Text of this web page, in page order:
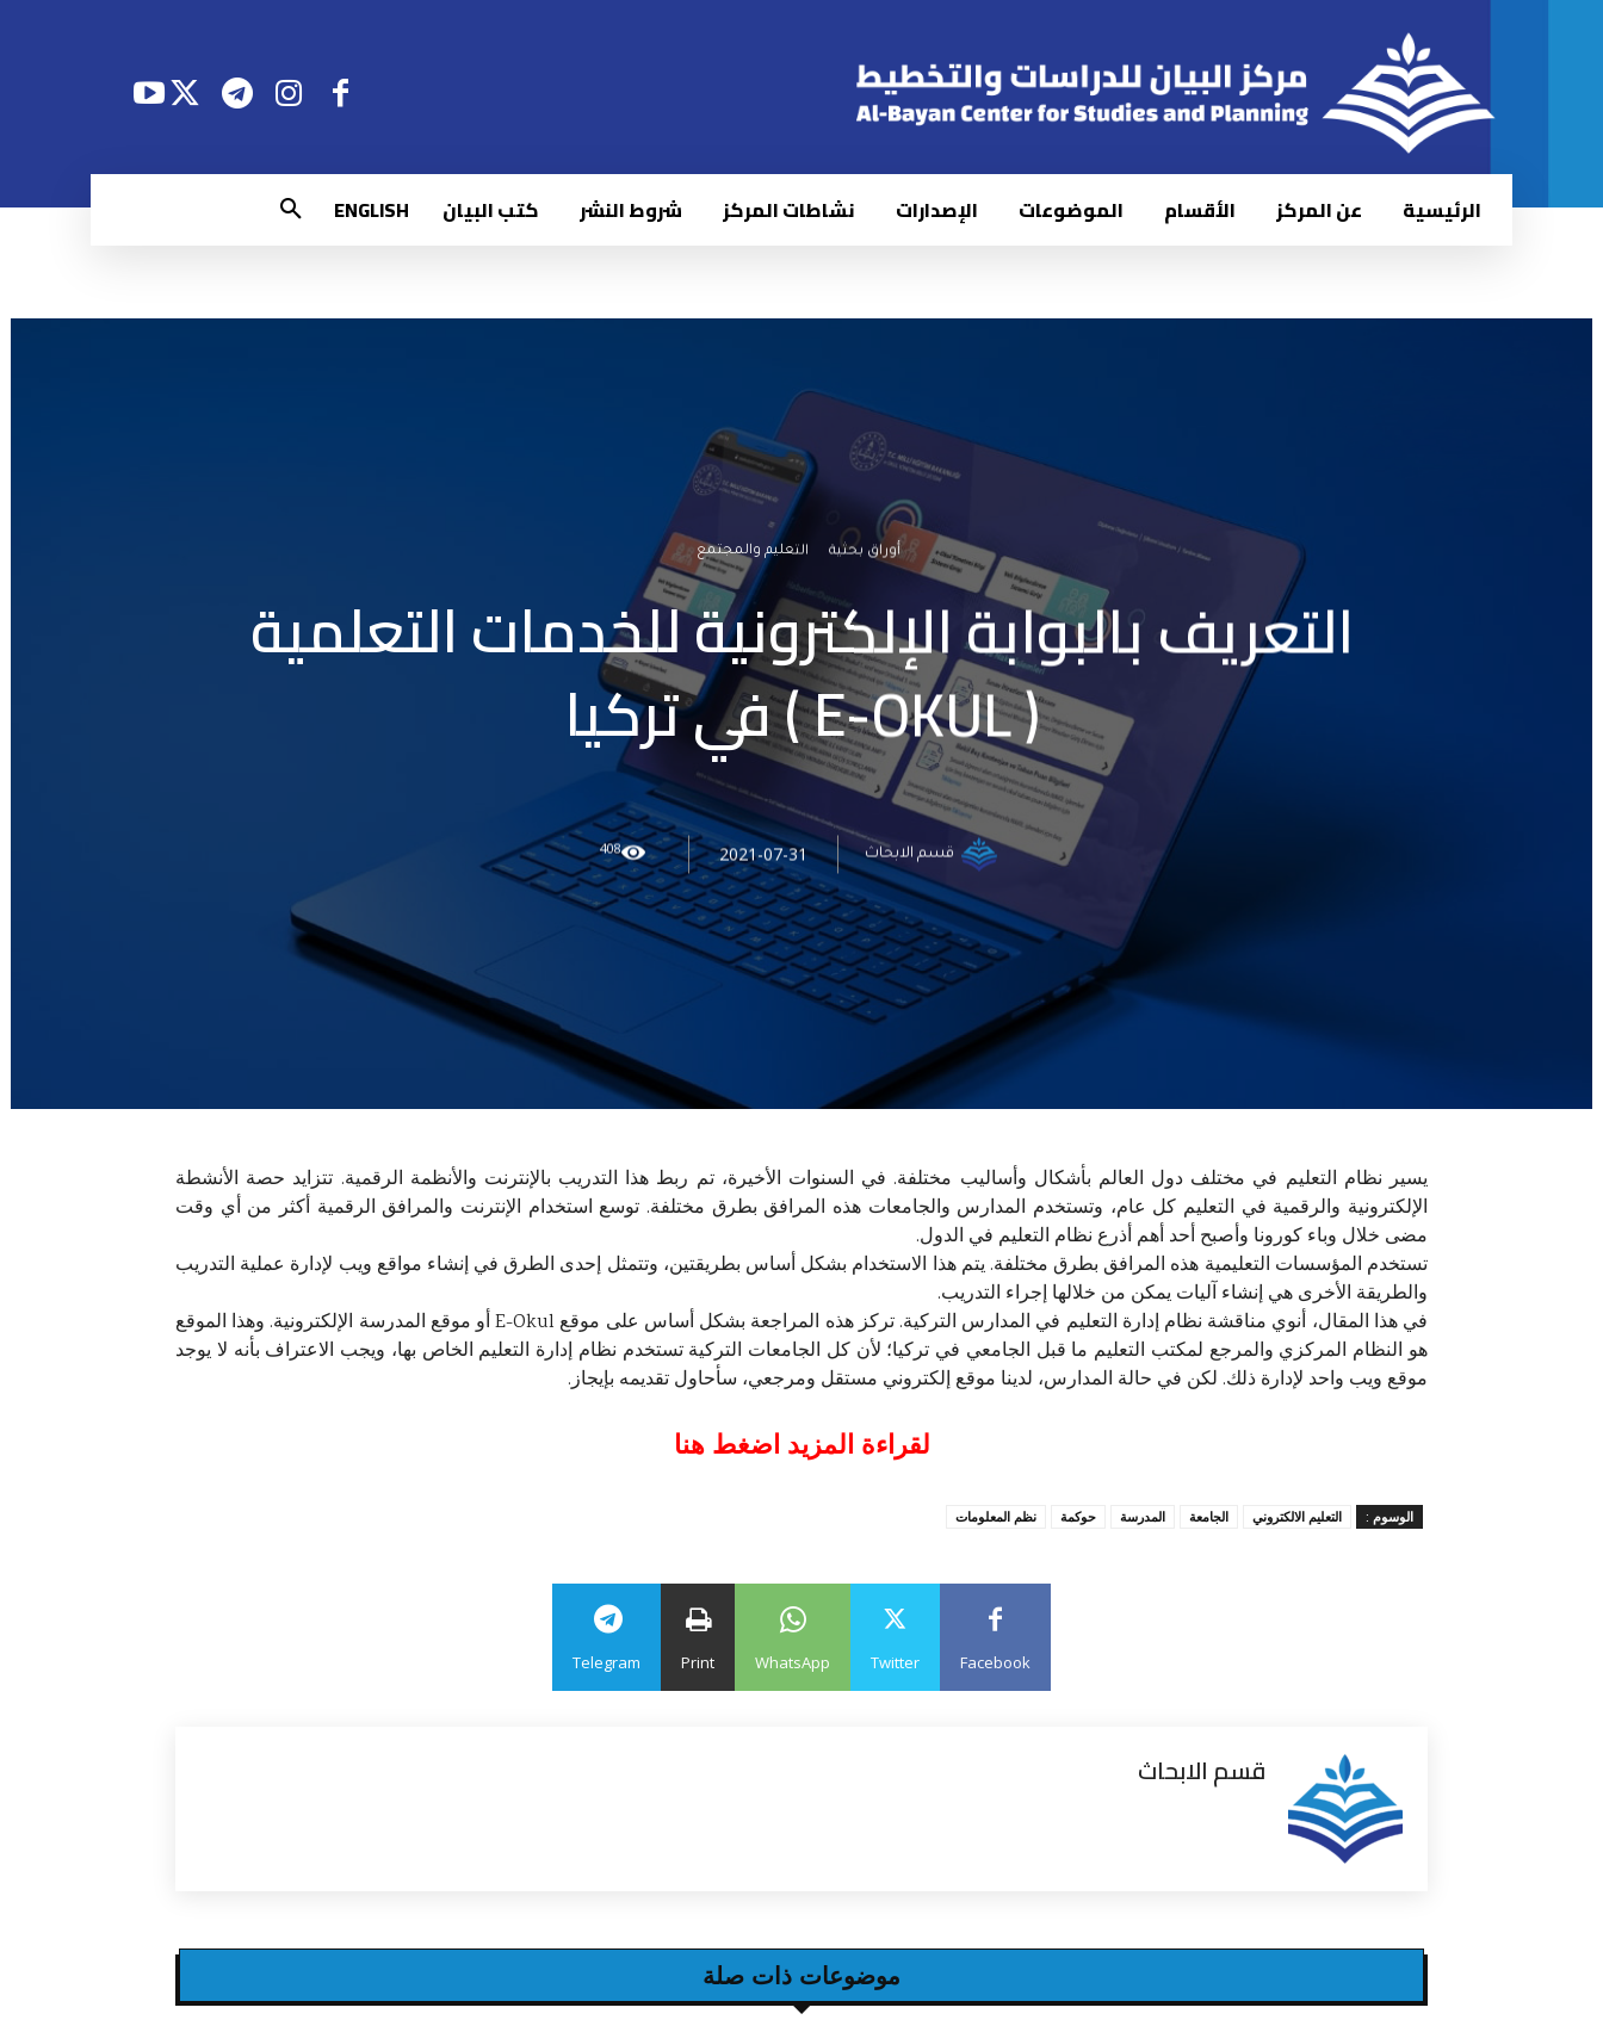
الرئيسية عن المركز الأقسام الموضوعات الإصدارات نشاطات المركز شروط النشر كتب البيان ENGLISH
أوراق بحثية التعليم والمجتمع
التعريف بالبوابة الإلكترونية للخدمات التعلمیة
( E-OKUL ) في تركيا
قسم الابحاث 2021-07-31
408
يسير نظام التعليم في مختلف دول العالم بأشكال وأساليب مختلفة. في السنوات الأخيرة، تم ربط هذا التدريب بالإنترنت والأنظمة الرقمية. تتزايد حصة الأنشطة
الإلكترونية والرقمية في التعليم كل عام، وتستخدم المدارس والجامعات هذه المرافق بطرق مختلفة. توسع استخدام الإنترنت والمرافق الرقمية أكثر من أي وقت
مضى خلال وباء كورونا وأصبح أحد أهم أذرع نظام التعليم في الدول.
تستخدم المؤسسات التعليمية هذه المرافق بطرق مختلفة. يتم هذا الاستخدام بشكل أساس بطريقتين، وتتمثل إحدى الطرق في إنشاء مواقع ويب لإدارة عملية التدريب
والطريقة الأخرى هي إنشاء آليات يمكن من خلالها إجراء التدريب.
في هذا المقال، أنوي مناقشة نظام إدارة التعليم في المدارس التركية. تركز هذه المراجعة بشكل أساس على موقع E-Okul أو موقع المدرسة الإلكترونية. وهذا الموقع
هو النظام المركزي والمرجع لمكتب التعليم ما قبل الجامعي في تركيا؛ لأن كل الجامعات التركية تستخدم نظام إدارة التعليم الخاص بها، ويجب الاعتراف بأنه لا يوجد
موقع ويب واحد لإدارة ذلك. لكن في حالة المدارس، لدينا موقع إلكتروني مستقل ومرجعي، سأحاول تقديمه بإيجاز.
لقراءة المزيد اضغط هنا
الوسوم : التعليم الالكتروني الجامعة المدرسة حوكمة نظم المعلومات
Facebook
Twitter
WhatsApp
Print
Telegram
قسم الابحاث
موضوعات ذات صلة